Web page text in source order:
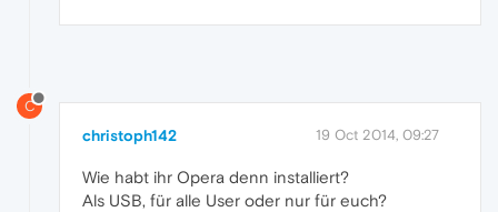
C
christoph142 19 Oct 2014, 09:27
Wie habt ihr Opera denn installiert?
Als USB, für alle User oder nur für euch?